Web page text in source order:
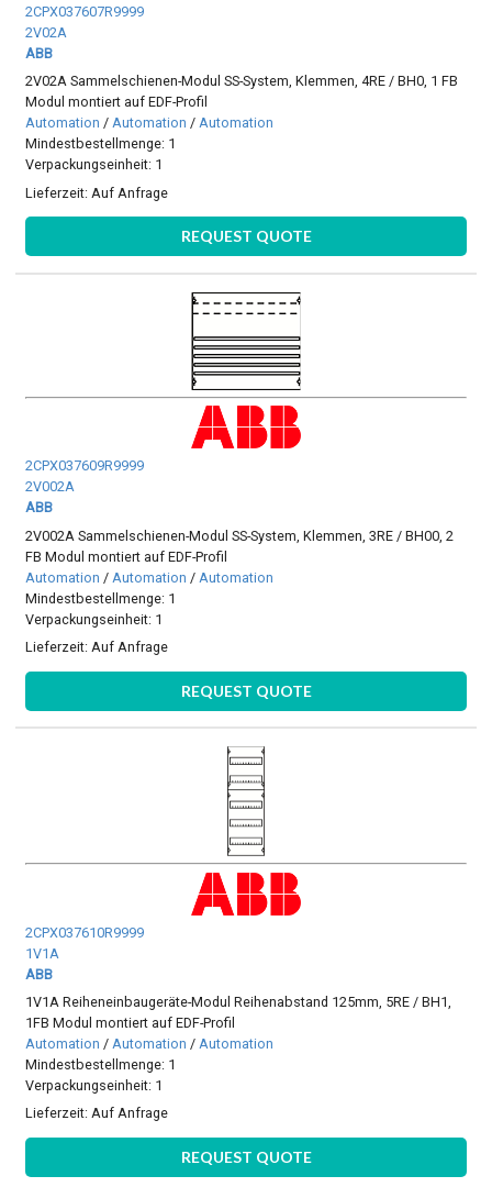
2CPX037607R9999
2V02A
ABB
2V02A Sammelschienen-Modul SS-System, Klemmen, 4RE / BH0, 1 FB
Modul montiert auf EDF-Profil
Automation /Automation /Automation
Mindestbestellmenge: 1
Verpackungseinheit: 1
Lieferzeit: Auf Anfrage
REQUEST QUOTE
2CPX037609R9999
2V002A
ABB
2V002A Sammelschienen-Modul SS-System, Klemmen, 3RE / BH00, 2
FB Modul montiert auf EDF-Profil
Automation / Automation / Automation
Mindestbestellmenge: 1
Verpackungseinheit: 1
Lieferzeit: Auf Anfrage
REQUEST QUOTE
2CPX037610R9999
1V1A
ABB
1V1A Reiheneinbaugeräte-Modul Reihenabstand 125mm, 5RE / BH1,
1FB Modul montiert auf EDF-Profil
Automation /Automation /Automation
Mindestbestellmenge: 1
Verpackungseinheit: 1
Lieferzeit:Auf Anfrage
REQUEST QUOTE